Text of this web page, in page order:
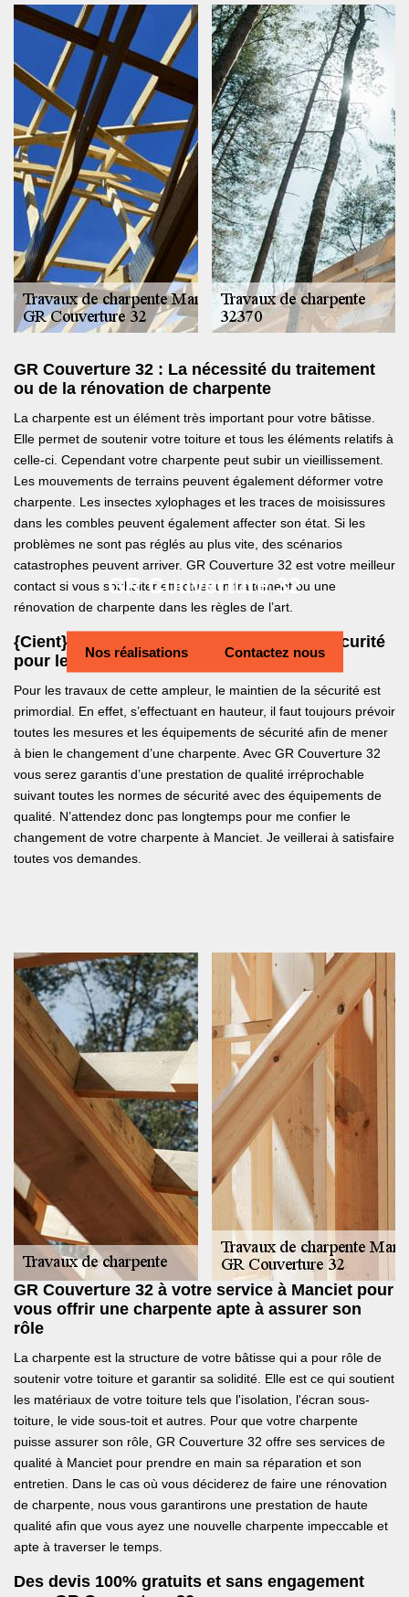
GR Couverture 32
Nos réalisations Contactez nous
GR Couverture 32 : La nécessité du traitement
ou de la rénovation de charpente
La charpente est un élément très important pour votre bâtisse.
Elle permet de soutenir votre toiture et tous les éléments relatifs à
celle-ci. Cependant votre charpente peut subir un vieillissement.
Les mouvements de terrains peuvent également déformer votre
charpente. Les insectes xylophages et les traces de moisissures
dans les combles peuvent également affecter son état. Si les
problèmes ne sont pas réglés au plus vite, des scénarios
catastrophes peuvent arriver. GR Couverture 32 est votre meilleur
contact si vous souhaiter effectuer un traitement ou une
rénovation de charpente dans les règles de l’art.
{Cient} respecte les normes strictes de sécurité
pour le changement de votre charpente
Pour les travaux de cette ampleur, le maintien de la sécurité est
primordial. En effet, s’effectuant en hauteur, il faut toujours prévoir
toutes les mesures et les équipements de sécurité afin de mener
à bien le changement d’une charpente. Avec GR Couverture 32
vous serez garantis d’une prestation de qualité irréprochable
suivant toutes les normes de sécurité avec des équipements de
qualité. N’attendez donc pas longtemps pour me confier le
changement de votre charpente à Manciet. Je veillerai à satisfaire
toutes vos demandes.
GR Couverture 32 à votre service à Manciet pour
vous offrir une charpente apte à assurer son
rôle
La charpente est la structure de votre bâtisse qui a pour rôle de
soutenir votre toiture et garantir sa solidité. Elle est ce qui soutient
les matériaux de votre toiture tels que l'isolation, l'écran sous-
toiture, le vide sous-toit et autres. Pour que votre charpente
puisse assurer son rôle, GR Couverture 32 offre ses services de
qualité à Manciet pour prendre en main sa réparation et son
entretien. Dans le cas où vous déciderez de faire une rénovation
de charpente, nous vous garantirons une prestation de haute
qualité afin que vous ayez une nouvelle charpente impeccable et
apte à traverser le temps.
Des devis 100% gratuits et sans engagement